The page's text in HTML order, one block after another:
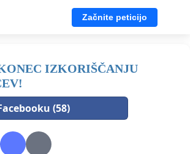
Začnite peticijo
IZKORIŠČANJU
(58)